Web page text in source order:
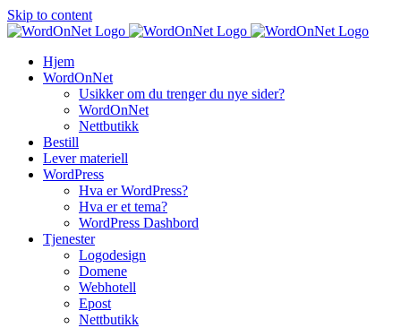
Skip to content
Hjem
WordOnNet
Usikker om du trenger du nye sider?
WordOnNet
Nettbutikk
Bestill
Lever materiell
WordPress
Hva er WordPress?
Hva er et tema?
WordPress Dashbord
Tjenester
Logodesign
Domene
Webhotell
Epost
Nettbutikk